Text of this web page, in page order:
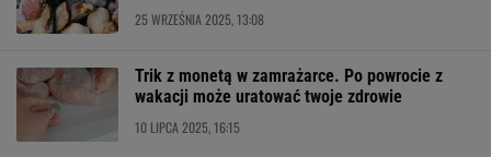
25 WRZEŚNIA 2025, 13:08
Trik z monetą w zamrażarce. Po powrocie z
wakacji może uratować twoje zdrowie
10 LIPCA 2025, 16:15